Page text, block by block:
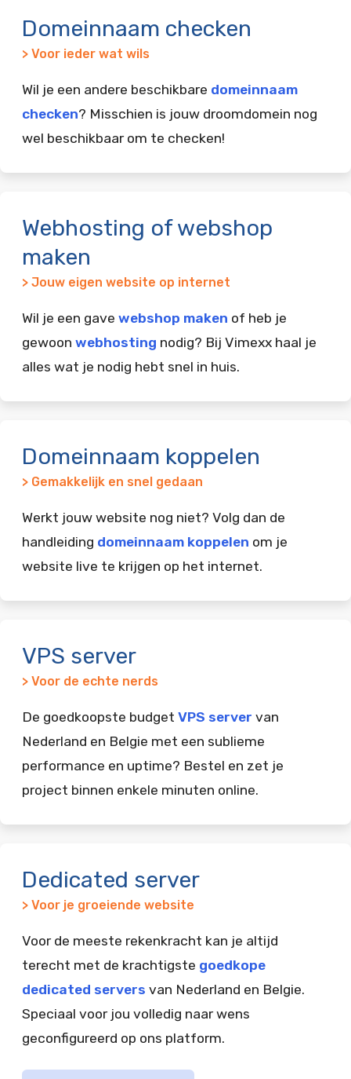
Domeinnaam checken
> Voor ieder wat wils
Wil je een andere beschikbare domeinnaam
checken? Misschien is jouw droomdomein nog
wel beschikbaar om te checken!
Webhosting of webshop
maken
> Jouw eigen website op internet
Wil je een gave webshop maken of heb je
gewoon webhosting nodig? Bij Vimexx haal je
alles wat je nodig hebt snel in huis.
Domeinnaam koppelen
> Gemakkelijk en snel gedaan
Werkt jouw website nog niet? Volg dan de
handleiding domeinnaam koppelen om je
website live te krijgen op het internet.
VPS server
> Voor de echte nerds
De goedkoopste budget VPS server van
Nederland en Belgie met een sublieme
performance en uptime? Bestel en zet je
project binnen enkele minuten online.
Dedicated server
> Voor je groeiende website
Voor de meeste rekenkracht kan je altijd
terecht met de krachtigste goedkope
dedicated servers van Nederland en Belgie.
Speciaal voor jou volledig naar wens
geconfigureerd op ons platform.